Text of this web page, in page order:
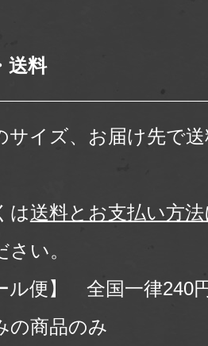
送料
サイズ、お届け先で
は送料とお支払い方
さい。
ル便】 全国一律240
の商品のみ